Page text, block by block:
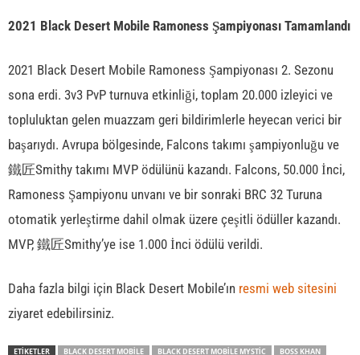
2021 Black Desert Mobile Ramoness Şampiyonası Tamamlandı
2021 Black Desert Mobile Ramoness Şampiyonası 2. Sezonu
sona erdi. 3v3 PvP turnuva etkinliği, toplam 20.000 izleyici ve
topluluktan gelen muazzam geri bildirimlerle heyecan verici bir
başarıydı. Avrupa bölgesinde, Falcons takımı şampiyonluğu ve
鐵匠Smithy takımı MVP ödülünü kazandı. Falcons, 50.000 İnci,
Ramoness Şampiyonu unvanı ve bir sonraki BRC 32 Turuna
otomatik yerleştirme dahil olmak üzere çeşitli ödüller kazandı.
MVP, 鐵匠Smithy’ye ise 1.000 İnci ödülü verildi.
Daha fazla bilgi için Black Desert Mobile’ın resmi web sitesini
ziyaret edebilirsiniz.
ETİKETLER BLACK DESERT MOBILE BLACK DESERT MOBILE MYSTIC BOSS KHAN